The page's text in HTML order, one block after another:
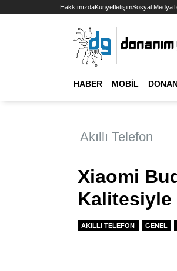
HakkımızdaKünyeİletişimSosyal Medya
HABER MOBIL
Akıllı Telefon
Xiaomi
Kalitesiyle
AKILLI TELEFON GENEL